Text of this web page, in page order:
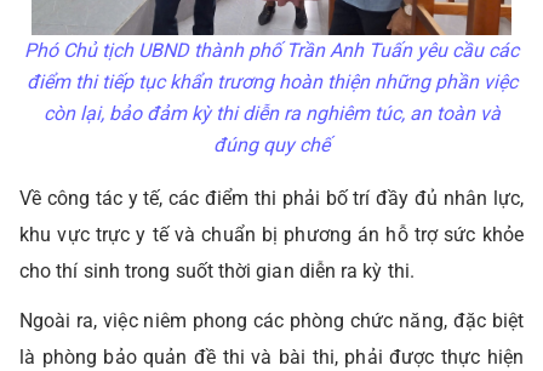
Phó Chủ tịch UBND thành phố Trần Anh Tuấn yêu cầu các
điểm thi tiếp tục khẩn trương hoàn thiện những phần việc
còn lại, bảo đảm kỳ thi diễn ra nghiêm túc, an toàn và
đúng quy chế
Về công tác y tế, các điểm thi phải bố trí đầy đủ nhân lực,
khu vực trực y tế và chuẩn bị phương án hỗ trợ sức khỏe
cho thí sinh trong suốt thời gian diễn ra kỳ thi.
Ngoài ra, việc niêm phong các phòng chức năng, đặc biệt
là phòng bảo quản đề thi và bài thi, phải được thực hiện